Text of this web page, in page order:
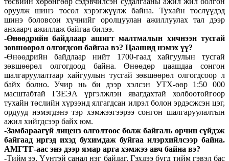
оруулж шинэ төсөл хэрэгжүүлж байна. Тухайн төслүүдэд
шинэ боловсон хүчнийг оролцуулан ажиллуулах тал дээр
анхаарч ажиллаж байгаа билээ.
-Өнөөдрийн байдлаар ашигт малтмалын хичнээн тусгай
зөвшөөрөл олгогдсон байгаа вэ? Цаашид нэмэх үү?
-Өнөөдрийн байдлаар нийт 1700-гаад хайгуулын тусгай
зөвшөөрөл олгогдоод байна. Өнөөдөр цаашдаа сонгон
шалгаруулалтаар хайгуулын тусгай зөвшөөрөл олгогдсоор л
байх болно. Учир нь би дээр хэлсэн УТХ-өөр 1:50 000
масштабтай ГЗЕЭА үргэлжлэн явагдахтай холбоотойгоор
тухайн төслийн хүрээнд ялгагдсан илрэл болон эрдэсжсэн цэг,
ордууд нэмэгдэнэ тэр хэмжээгээрээ сонгон шалгаруулалтын
ажил хийгдсээр байх юм.
-Замбараагүй лиценз олголтоос болж байгаль орчин сүйдэж
байгаад иргэд ихэд бухимдаж буйгаа илэрхийлсээр байна.
АМГТГ-аас энэ дээр ямар арга хэмжээ авч байна вэ?
-Тийм ээ. Үүнтэй санал нэг байдаг. Гэхдээ бүгд тийм гэвэл бас